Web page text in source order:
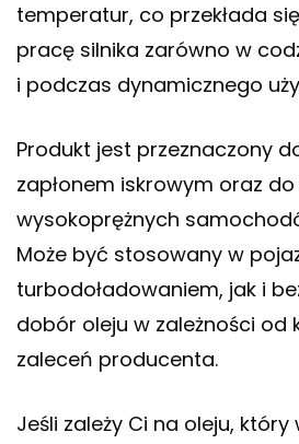
temperatur, co przekłada
pracę silnika zarówno w
i podczas dynamicznego
Produkt jest przeznaczony
zapłonem iskrowym oraz
wysokoprężnych
Może być stosowany w
turbodoładowaniem, jak i
dobór oleju w zależności od
zaleceń producenta.
Jeśli zależy Ci na oleju, który